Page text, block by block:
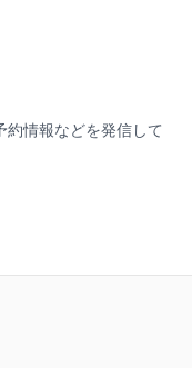
約情報などを発信して